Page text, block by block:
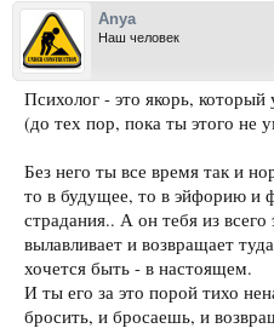
Anya
Наш человек
Психолог - это якорь,
(до тех пор, пока ты этого не
Без него ты все время так и
то в будущее, то в эйфорию и
страдания.. А он тебя из
вылавливает и возвращает
хочется быть - в настоящем.
И ты его за это порой тихо
бросить, и бросаешь, и